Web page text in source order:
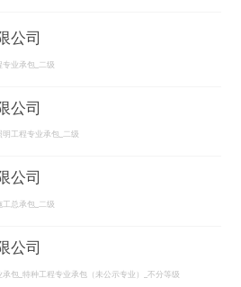
公司
业承包_二级
公司
工程专业承包_二级
公司
总承包_二级
公司
包_特种工程专业承包（未公示专业）_不分等级